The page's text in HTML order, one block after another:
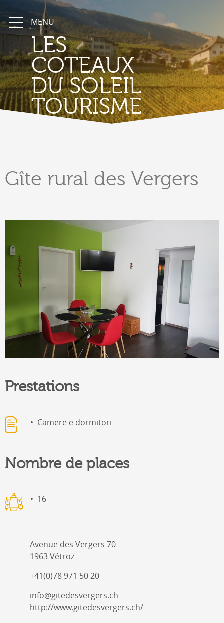
MENU
LES
COTEAUX
DU SOLEIL
TOURISME
Gîte rural des Vergers
Prestations
Camere e dormitori
Nombre de places
16
Avenue des Vergers 70
1963 Vétroz
+41(0)78 971 50 20
info@gitedesvergers.ch
http://www.gitedesvergers.ch/